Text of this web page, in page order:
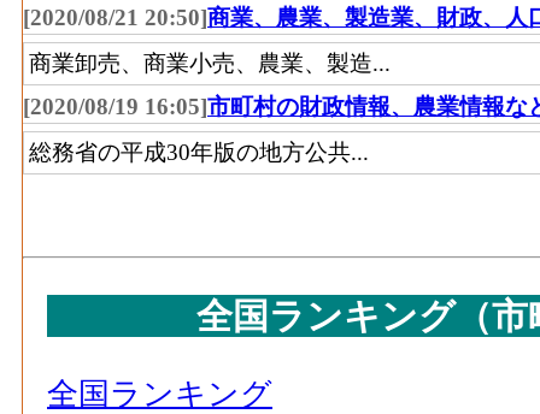
60
つくば市(茨城県)
61
八王子市(東京都)
62
高松市(香川県)
63
岩国市(山口県)
65
武蔵野市(東京都)
66
佐賀市(佐賀県)
67
宇都宮市(栃木県)
68
鹿嶋市(茨城県)
[2020/08/21 20:50]商業、農業、製造業、財政、人
商業卸売、商業小売、農業、製造...
[2020/08/19 16:05]市町村の財政情報、農業情報な
総務省の平成30年版の地方公共...
全国ランキング（
全国ランキング